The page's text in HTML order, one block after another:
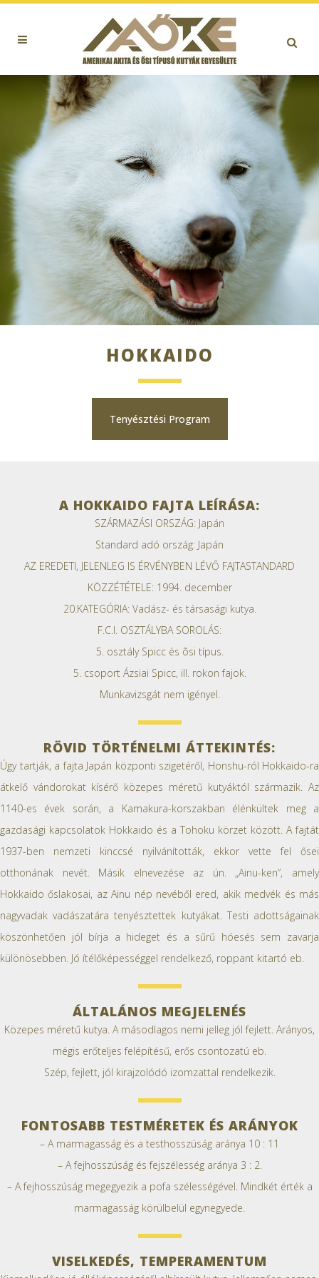
HOKKAIDO
Tenyésztési Program
A HOKKAIDO FAJTA LEÍRÁSA:
SZÁRMAZÁSI ORSZÁG: Japán
Standard adó ország: Japán
AZ EREDETI, JELENLEG IS ÉRVÉNYBEN LÉVŐ FAJTASTANDARD
KÖZZÉTÉTELE: 1994. december
20.KATEGÓRIA: Vadász- és társasági kutya.
F.C.I. OSZTÁLYBA SOROLÁS:
5. osztály Spicc és õsi típus.
5. csoport Ázsiai Spicc, ill. rokon fajok.
Munkavizsgát nem igényel.
RÖVID TÖRTÉNELMI ÁTTEKINTÉS:
Úgy tartják, a fajta Japán központi szigetéről, Honshu-ról Hokkaido-ra
átkelő vándorokat kísérő közepes méretű kutyáktól származik. Az
1140-es évek során, a Kamakura-korszakban élénkültek meg a
gazdasági kapcsolatok Hokkaido és a Tohoku körzet között. A fajtát
1937-ben nemzeti kinccsé nyilvánították, ekkor vette fel ősei
otthonának nevét. Másik elnevezése az ún. „Ainu-ken”, amely
Hokkaido őslakosai, az Ainu nép nevéből ered, akik medvék és más
nagyvadak vadászatára tenyésztettek kutyákat. Testi adottságainak
köszönhetően jól bírja a hideget és a sűrű hóesés sem zavarja
különösebben. Jó ítélőképességgel rendelkező, roppant kitartó eb.
ÁLTALÁNOS MEGJELENÉS
Közepes méretű kutya. A másodlagos nemi jelleg jól fejlett. Arányos,
mégis erőteljes felépítésű, erős csontozatú eb.
Szép, fejlett, jól kirajzolódó izomzattal rendelkezik.
FONTOSABB TESTMÉRETEK ÉS ARÁNYOK
– A marmagasság és a testhosszúság aránya 10 : 11
– A fejhosszúság és fejszélesség aránya 3 : 2.
– A fejhosszúság megegyezik a pofa szélességével. Mindkét érték a
marmagasság körülbelül egynegyede.
VISELKEDÉS, TEMPERAMENTUM